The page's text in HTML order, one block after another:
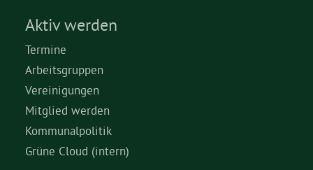
Aktiv werden
Termine
Arbeitsgruppen
Vereinigungen
Mitglied werden
Kommunalpolitik
Grüne Cloud (intern)